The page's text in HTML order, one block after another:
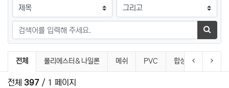
검색대상
검색어
검색하
pouch 분류 목록
전체 폴리에스터＆나일론 메쉬 PVC 합성피혁이전 분류다음
전체 397 / 1 페이지